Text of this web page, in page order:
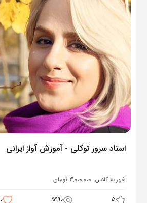
استاد سرور توکلی - آموزش آواز ایرانی
شهریه کلاس: 3,000,000تومان
5
5990